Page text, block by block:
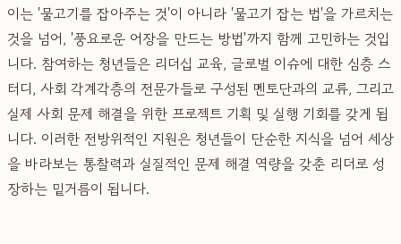
이는 '물고기를 잡아주는 것'이 아니라 '물고기 잡는 법'을 가르치는
것을 넘어, '풍요로운 어장을 만드는 방법'까지 함께 고민하는 것입
니다. 참여하는 청년들은 리더십 교육, 글로벌 이슈에 대한 심층 스
터디, 사회 각계각층의 전문가들로 구성된 멘토단과의 교류, 그리고
실제 사회 문제 해결을 위한 프로젝트 기획 및 실행 기회를 갖게 됩
니다. 이러한 전방위적인 지원은 청년들이 단순한 지식을 넘어 세상
을 바라보는 통찰력과 실질적인 문제 해결 역량을 갖춘 리더로 성
장하는 밑거름이 됩니다.